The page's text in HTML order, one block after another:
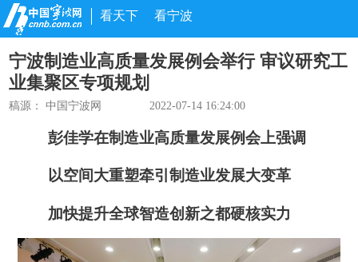
看天下 看宁波
宁波制造业高质量发展例会举行 审议研究工
业集聚区专项规划
稿源： 中国宁波网 2022-07-14 16:24:00
彭佳学在制造业高质量发展例会上强调
以空间大重塑牵引制造业发展大变革
加快提升全球智造创新之都硬核实力